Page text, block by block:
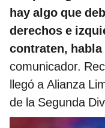
hay algo que
derechos e
contraten, habla
comunicador.
llegó a Alianza
de la Segunda